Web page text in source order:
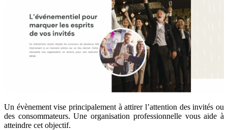
Un évènement vise principalement à attirer l’attention des invités ou
des consommateurs. Une organisation professionnelle vous aide à
atteindre cet objectif.